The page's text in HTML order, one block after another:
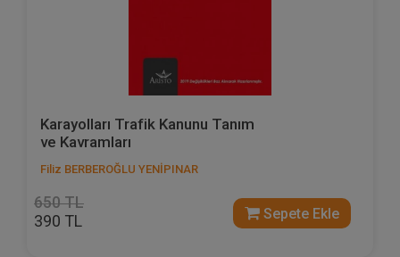
Karayolları Trafik Kanunu Tanım
ve Kavramları
Filiz BERBEROĞLU YENİPINAR
650 TL
390 TL Sepete Ekle